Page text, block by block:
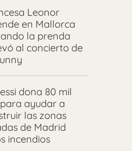
Leonor
en Mallorca
la prenda
al concierto de
dona 80 mil
ayudar a
las zonas
de Madrid
incendios